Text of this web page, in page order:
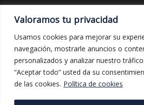
Valoramos tu privacidad
Usamos cookies para mejorar su
navegación, mostrarle anuncios o
personalizados y analizar nuestro
“Aceptar todo” usted da su
de las cookies. Política de cookies
LEGAL Y PROTECCIÓN
Aviso legal
Política de privacidad
Política de cookies